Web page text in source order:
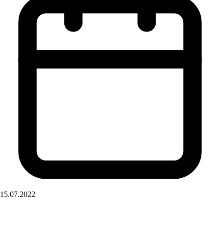
15.07.2022